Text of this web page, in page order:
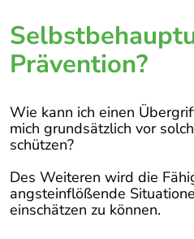
Prävention?
Wie kann ich einen
mich grundsätzlich vor
schützen?
Des Weiteren wird die
angsteinflößende
einschätzen zu können.